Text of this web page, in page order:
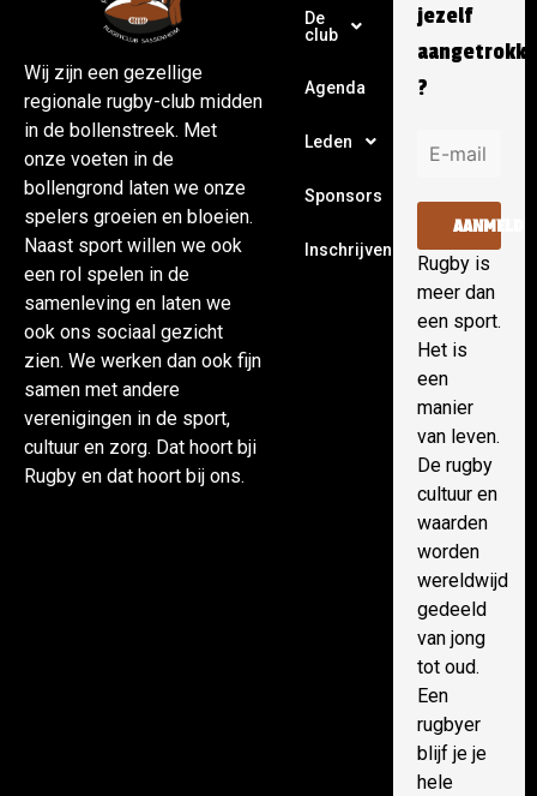
Wij zijn een gezellige
regionale rugby-club midden
in de bollenstreek. Met
onze voeten in de
bollengrond laten we onze
spelers groeien en bloeien.
Naast sport willen we ook
een rol spelen in de
samenleving en laten we
ook ons sociaal gezicht
zien. We werken dan ook fijn
samen met andere
verenigingen in de sport,
cultuur en zorg. Dat hoort bji
Rugby en dat hoort bij ons.
De
club
Agenda
Leden
Sponsors
Inschrijven
jezelf
?
Rugby is
meer dan
een sport.
Het is
een
manier
van leven.
De rugby
cultuur en
waarden
worden
wereldwijd
gedeeld
van jong
tot oud.
Een
rugbyer
blijf je je
hele